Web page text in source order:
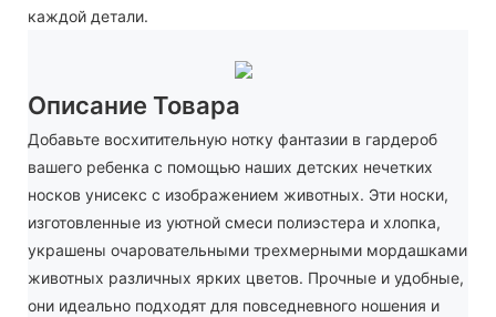
каждой детали.
Описание Товара
Добавьте восхитительную нотку фантазии в гардероб
вашего ребенка с помощью наших детских нечетких
носков унисекс с изображением животных. Эти носки,
изготовленные из уютной смеси полиэстера и хлопка,
украшены очаровательными трехмерными мордашками
животных различных ярких цветов. Прочные и удобные,
они идеально подходят для повседневного ношения и